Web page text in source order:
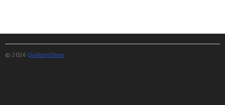
© 2026 QuillingShop